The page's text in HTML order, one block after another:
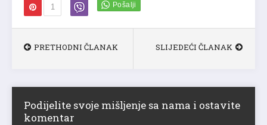
1
PRETHODNI ČLANAK SLIJEDEĆI ČLANAK
Podijelite svoje mišljenje sa nama i ostavite
komentar